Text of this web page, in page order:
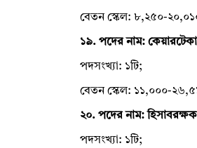
বেতন স্কেল: ৮,২৫০-
১৯. পদের নাম:
পদসংখ্যা: ১টি;
বেতন স্কেল: ১১,০০০-
২০. পদের নাম:
পদসংখ্যা: ১টি;